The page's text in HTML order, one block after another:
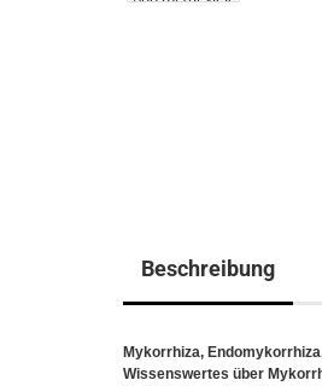
Beschreibung
Mykorrhiza,
Wissenswertes über